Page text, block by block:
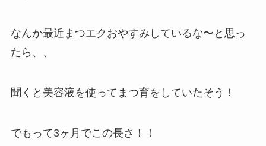
なんか最近まつエクおやすみしているな〜と思っ
たら、、
聞くと美容液を使ってまつ育をしていたそう！
でもって3ヶ月でこの長さ！！